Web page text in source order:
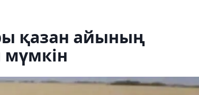
қазан айының
мүмкін